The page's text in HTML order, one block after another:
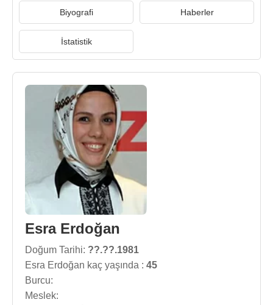
Biyografi Haberler
İstatistik
Esra Erdoğan
Doğum Tarihi: ??.??.1981
Esra Erdoğan kaç yaşında : 45
Burcu:
Meslek: